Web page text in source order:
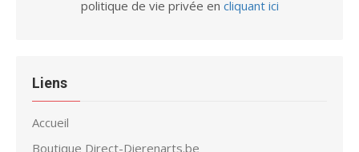
politique de vie privée en cliquant ici
Liens
Accueil
Boutique Direct-Dierenarts.be